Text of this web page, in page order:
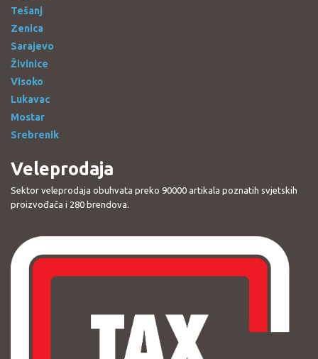
Tešanj
Zenica
Sarajevo
Živinice
Visoko
Lukavac
Mostar
Srebrenik
Veleprodaja
Sektor veleprodaja obuhvata preko 90000 artikala poznatih svjetskih
proizvođača i 280 brendova.